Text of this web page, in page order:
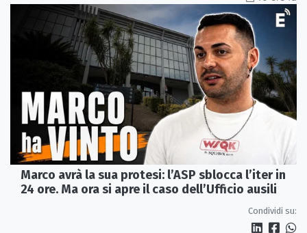
Marco avrà la sua protesi: l’ASP sblocca l’iter in
24 ore. Ma ora si apre il caso dell’Ufficio ausili
Condividi su: